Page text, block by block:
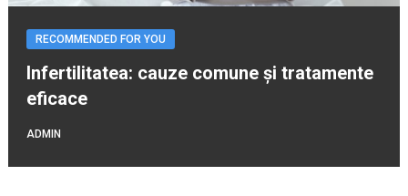
RECOMMENDED FOR YOU
Infertilitatea: cauze comune și tratamente
eficace
ADMIN